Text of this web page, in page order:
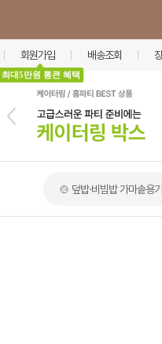
회원가입
최대5만원 통큰 혜택
배송조회
🍲 덮밥·비빔밥 가마솥용기